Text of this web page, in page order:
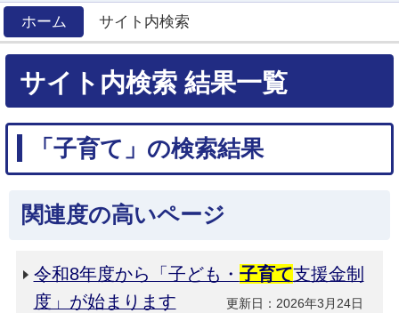
ホーム
>
サイト内検索
サイト内検索 結果一覧
「子育て」の検索結果
関連度の高いページ
令和8年度から「子ども・ 子育て支援金制
度」が始まります
更新日：2026年3月24日